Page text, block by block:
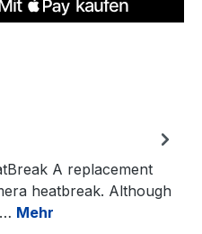
A replacement
heatbreak. Although
Mehr